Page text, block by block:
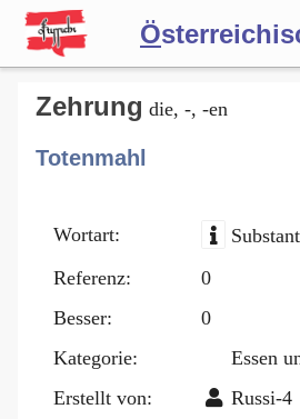
Ö
Wörterbuch
Forum
Blog
Zehrung die, -, -en
Totenmahl
Wortart:
Referenz:
0
Besser:
0
Kategorie:
Essen
Erstellt von:
Russi-4